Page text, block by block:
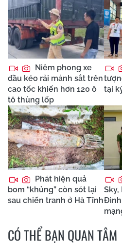
Niêm phong xe
đầu kéo rải mảnh sắt trên
cao tốc khiến hơn 120 ô
tô thủng lốp
tại
Phát hiện quả
bom “khủng” còn sót lại
sau chiến tranh ở Hà Tĩnh
Sky,
Đình
CÓ THỂ BẠN QUAN TÂM